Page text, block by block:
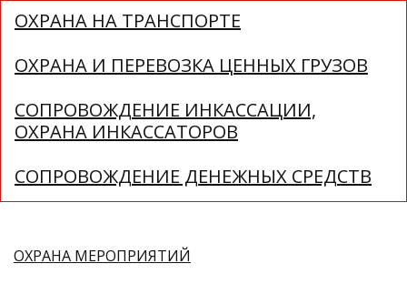
ОХРАНА НА ТРАНСПОРТЕ
ОХРАНА И ПЕРЕВОЗКА ЦЕННЫХ ГРУЗОВ
СОПРОВОЖДЕНИЕ ИНКАССАЦИИ,
ОХРАНА ИНКАССАТОРОВ
СОПРОВОЖДЕНИЕ ДЕНЕЖНЫХ СРЕДСТВ
ОХРАНА МЕРОПРИЯТИЙ